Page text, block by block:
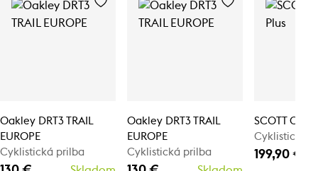
Oakley DRT3 TRAIL
EUROPE
Cyklistická prilba
Oakley DRT3 TRAIL
EUROPE
Cyklistická prilba
SCOTT
Cyklistická
199,90 €